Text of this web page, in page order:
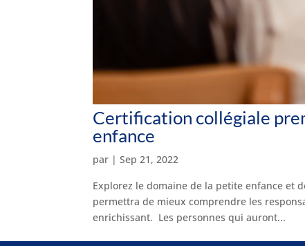
Certification collégiale
enfance
par |Sep 21, 2022
Explorez le domaine de la petite enfance et
permettra de mieux comprendre les
enrichissant. Les personnes qui auront...